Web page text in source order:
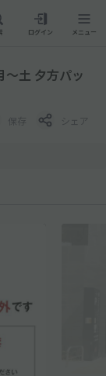
ログイン メニュー
～土 夕方パッ
保存 シェア